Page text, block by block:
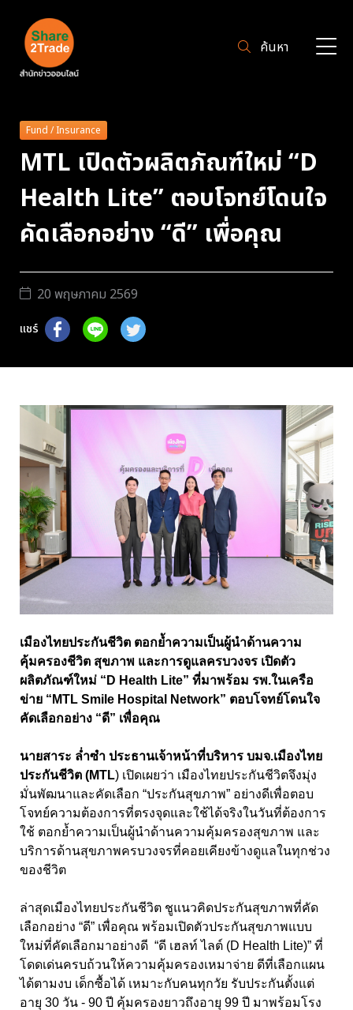
ค้นหา
Fund / Insurance
MTL เปิดตัวผลิตภัณฑ์ใหม่ “D
Health Lite” ตอบโจทย์โดนใจ
คัดเลือกอย่าง “ดี” เพื่อคุณ
20 พฤษภาคม 2569
แชร์
เมืองไทยประกันชีวิต ตอกย้ำความเป็นผู้นำด้านความ
คุ้มครองชีวิต สุขภาพ และการดูแลครบวงจร เปิดตัว
ผลิตภัณฑ์ใหม่ “D Health Lite” ที่มาพร้อม รพ.ในเครือ
ข่าย “MTL Smile Hospital Network” ตอบโจทย์โดนใจ
คัดเลือกอย่าง “ดี” เพื่อคุณ
นายสาระ ล่ำซำ ประธานเจ้าหน้าที่บริหาร บมจ.เมืองไทย
ประกันชีวิต (MTL) เปิดเผยว่า เมืองไทยประกันชีวิตจึงมุ่ง
มั่นพัฒนาและคัดเลือก “ประกันสุขภาพ” อย่างดีเพื่อตอบ
โจทย์ความต้องการที่ตรงจุดและใช้ได้จริงในวันที่ต้องการ
ใช้ ตอกย้ำความเป็นผู้นำด้านความคุ้มครองสุขภาพ และ
บริการด้านสุขภาพครบวงจรที่คอยเคียงข้างดูแลในทุกช่วง
ของชีวิต
ล่าสุดเมืองไทยประกันชีวิต ชูแนวคิดประกันสุขภาพที่คัด
เลือกอย่าง “ดี” เพื่อคุณ พร้อมเปิดตัวประกันสุขภาพแบบ
ใหม่ที่คัดเลือกมาอย่างดี “ดี เฮลท์ ไลต์ (D Health Lite)” ที่
โดดเด่นครบถ้วนให้ความคุ้มครองเหมาจ่าย ดีที่เลือกแผน
ได้ตามงบ เด็กซื้อได้ เหมาะกับคนทุกวัย รับประกันตั้งแต่
อายุ 30 วัน - 90 ปี คุ้มครองยาวถึงอายุ 99 ปี มาพร้อมโรง